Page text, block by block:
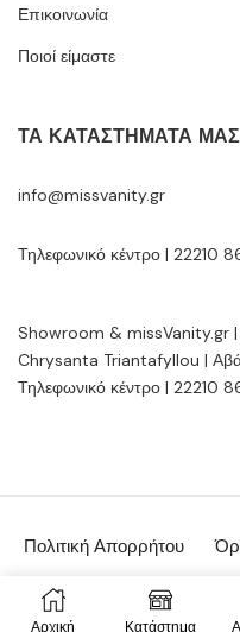
Αρχική Κατάστημα
Επικοινωνία
Ποιοί είμαστε
ΤΑ ΚΑΤΑΣΤΉΜΑΤΆ ΜΑΣ
info@missvanity.gr
Τηλεφωνικό κέντρο | 22210
Showroom & missVanity.gr
Chrysanta Triantafyllou |
Τηλεφωνικό κέντρο | 22210
Πολιτική Απορρήτου
© MissVanity.gr